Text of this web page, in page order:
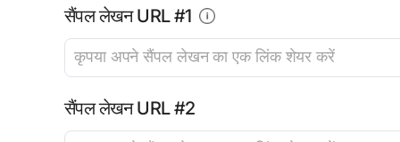
सैंपल लेखन URL #1
सैंपल लेखन URL #2